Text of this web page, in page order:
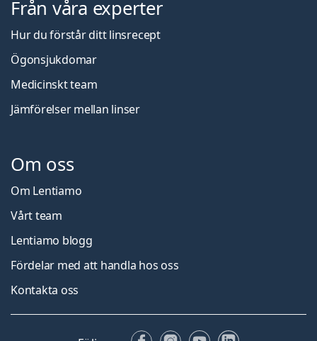
Från våra experter
Hur du förstår ditt linsrecept
Ögonsjukdomar
Medicinskt team
Jämförelser mellan linser
Om oss
Om Lentiamo
Vårt team
Lentiamo blogg
Fördelar med att handla hos oss
Kontakta oss
FacebookInstagram
YouTubeLinkedIn